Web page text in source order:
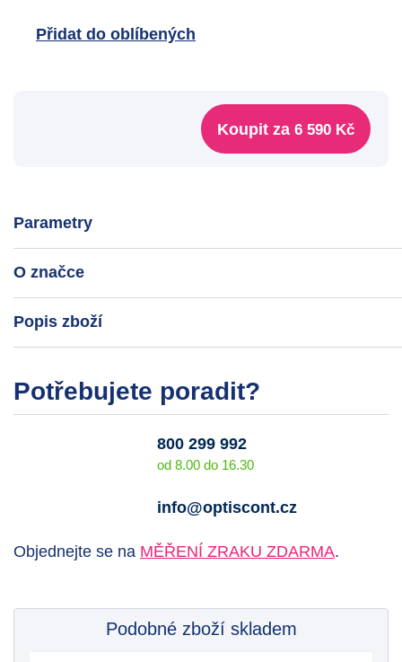
Přidat do oblíbených
Koupit za 6 590 Kč
Parametry
O značce
Popis zboží
Potřebujete poradit?
800 299 992
od 8.00 do 16.30
info@optiscont.cz
Objednejte se na MĚŘENÍ ZRAKU ZDARMA.
Podobné zboží skladem